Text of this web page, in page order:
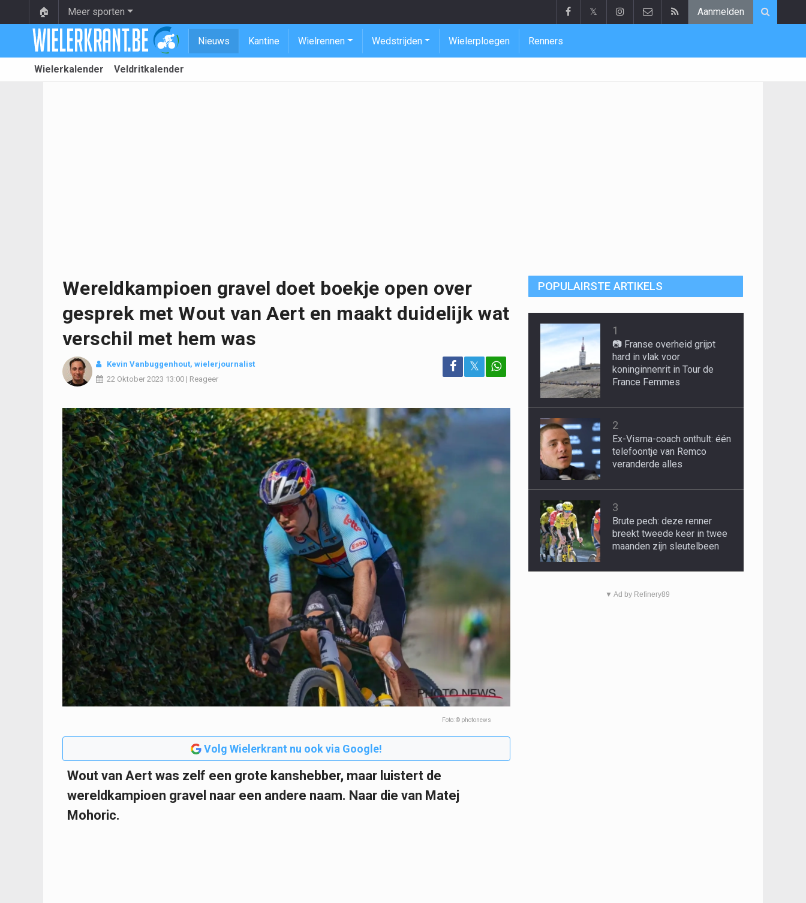
🏠 Meer sporten 𝕏 Aanmelden
Nieuws Kantine Wielrennen Wedstrijden Wielerploegen Renners
Wielerkalender Veldritkalender
Wereldkampioen gravel doet boekje open over
gesprek met Wout van Aert en maakt duidelijk wat
verschil met hem was
Kevin Vanbuggenhout, wielerjournalist
22 Oktober 2023 13:00 | Reageer
𝕏
Foto: © photonews
Volg Wielerkrant nu ook via Google!
Wout van Aert was zelf een grote kanshebber, maar luistert de
wereldkampioen gravel naar een andere naam. Naar die van Matej
Mohoric.
POPULAIRSTE ARTIKELS
1
📷 Franse overheid grijpt
hard in vlak voor
koninginnenrit in Tour de
France Femmes
2
Ex-Visma-coach onthult: één
telefoontje van Remco
veranderde alles
3
Brute pech: deze renner
breekt tweede keer in twee
maanden zijn sleutelbeen
▼ Ad by Refinery89